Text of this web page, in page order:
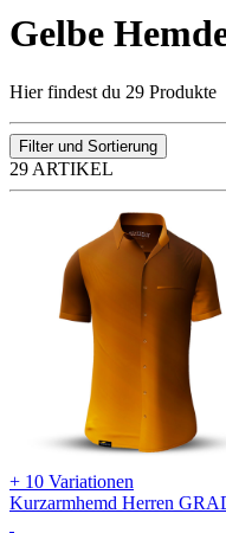
Gelbe
Hier findest du 29 Produkte
Filter und Sortierung
29 ARTIKEL
+ 10 Variationen
Kurzarmhemd Herren